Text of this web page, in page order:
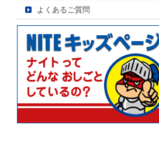
よくあるご質問